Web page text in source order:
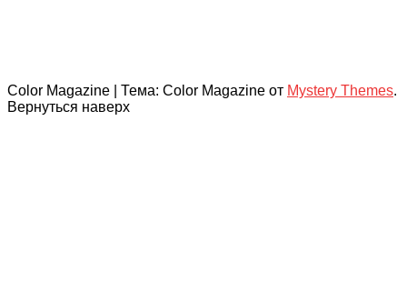
Color Magazine Тема: Color Magazine от Mystery Themes.
Вернуться наверх